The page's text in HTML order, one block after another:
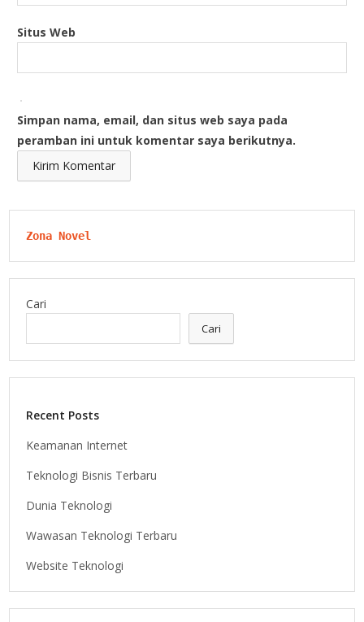
Situs Web
Simpan nama, email, dan situs web saya pada
peramban ini untuk komentar saya berikutnya.
Zona Novel
Cari
Cari
Recent Posts
Keamanan Internet
Teknologi Bisnis Terbaru
Dunia Teknologi
Wawasan Teknologi Terbaru
Website Teknologi